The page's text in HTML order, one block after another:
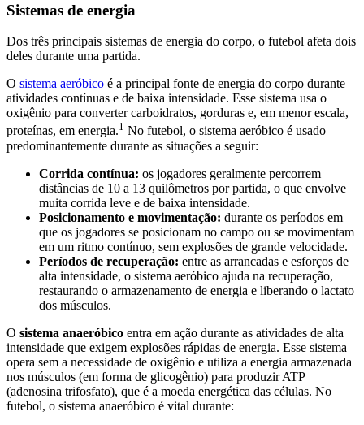
Sistemas de energia
Dos três principais sistemas de energia do corpo, o futebol afeta dois
deles durante uma partida.
O sistema aeróbico é a principal fonte de energia do corpo durante
atividades contínuas e de baixa intensidade. Esse sistema usa o
oxigênio para converter carboidratos, gorduras e, em menor escala,
proteínas, em energia.1 No futebol, o sistema aeróbico é usado
predominantemente durante as situações a seguir:
Corrida contínua: os jogadores geralmente percorrem
distâncias de 10 a 13 quilômetros por partida, o que envolve
muita corrida leve e de baixa intensidade.
Posicionamento e movimentação: durante os períodos em
que os jogadores se posicionam no campo ou se movimentam
em um ritmo contínuo, sem explosões de grande velocidade.
Períodos de recuperação: entre as arrancadas e esforços de
alta intensidade, o sistema aeróbico ajuda na recuperação,
restaurando o armazenamento de energia e liberando o lactato
dos músculos.
O sistema anaeróbico entra em ação durante as atividades de alta
intensidade que exigem explosões rápidas de energia. Esse sistema
opera sem a necessidade de oxigênio e utiliza a energia armazenada
nos músculos (em forma de glicogênio) para produzir ATP
(adenosina trifosfato), que é a moeda energética das células. No
futebol, o sistema anaeróbico é vital durante: